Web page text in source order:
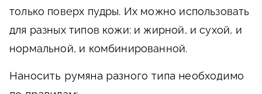
только поверх пудры. Их можно использовать
для разных типов кожи: и жирной, и сухой, и
нормальной, и комбинированной.
Наносить румяна разного типа необходимо